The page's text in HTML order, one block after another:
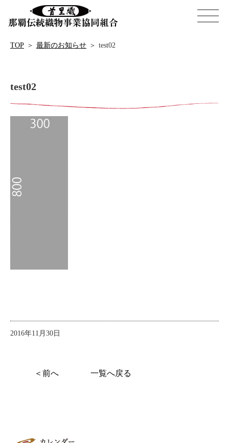
TOP ＞ 最新のお知らせ ＞ test02
test02
2016年11月30日
＜前へ 一覧へ戻る